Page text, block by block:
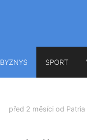
BYZNYS SPORT
před 2 měsíci od Patria